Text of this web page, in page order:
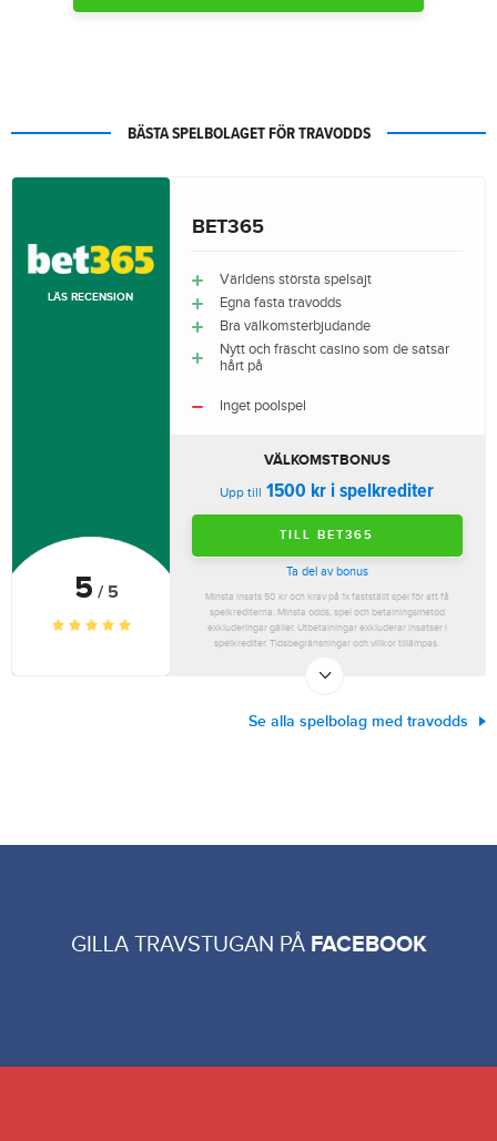
BÄSTA SPELBOLAGET FÖR TRAVODDS
5 / 5
LÄS RECENSION
BET365
Världens största spelsajt
Egna fasta travodds
Bra välkomsterbjudande
Nytt och fräscht casino som de satsar
hårt på
Inget poolspel
VÄLKOMSTBONUS
Upp till 1500 kr i spelkrediter
TILL BET365
Ta del av bonus
Minsta insats 50 kr och krav på 1x fastställt spel för att få
spelkrediterna. Minsta odds, spel och betalningsmetod
exkluderingar gäller. Utbetalningar exkluderar insatser i
spelkrediter. Tidsbegränsningar och villkor tillämpas.
Se alla spelbolag med travodds
GILLA TRAVSTUGAN PÅ FACEBOOK